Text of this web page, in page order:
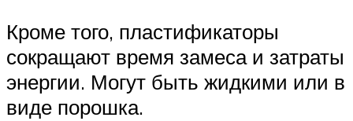
Кроме того, пластификаторы
сокращают время замеса и затраты
энергии. Могут быть жидкими или в
виде порошка.